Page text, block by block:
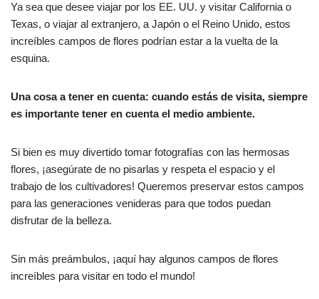
Ya sea que desee viajar por los EE. UU. y visitar California o
Texas, o viajar al extranjero, a Japón o el Reino Unido, estos
increíbles campos de flores podrían estar a la vuelta de la
esquina.
Una cosa a tener en cuenta: cuando estás de visita, siempre
es importante tener en cuenta el medio ambiente.
Si bien es muy divertido tomar fotografías con las hermosas
flores, ¡asegúrate de no pisarlas y respeta el espacio y el
trabajo de los cultivadores! Queremos preservar estos campos
para las generaciones venideras para que todos puedan
disfrutar de la belleza.
Sin más preámbulos, ¡aquí hay algunos campos de flores
increíbles para visitar en todo el mundo!